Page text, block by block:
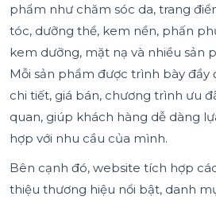
phẩm như chăm sóc da, trang
tóc, dưỡng thể, kem nền, phấn
kem dưỡng, mặt nạ và nhiều sản
Mỗi sản phẩm được trình bày đầy
chi tiết, giá bán, chương trình ưu
quan, giúp khách hàng dễ dàng
hợp với nhu cầu của mình.
Bên cạnh đó, website tích hợp
thiệu thương hiệu nổi bật, danh